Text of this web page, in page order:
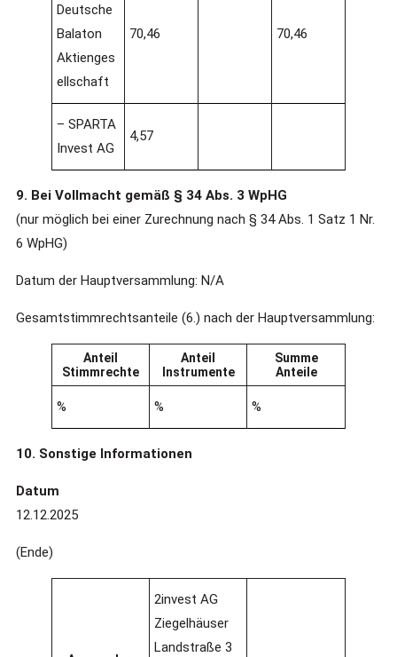
Deutsche
Balaton
Aktienges
ellschaft
70,46 70,46
– SPARTA
Invest AG
4,57
9. Bei Vollmacht gemäß § 34 Abs. 3 WpHG
(nur möglich bei einer Zurechnung nach § 34 Abs. 1 Satz 1 Nr.
6 WpHG)
Datum der Hauptversammlung: N/A
Gesamtstimmrechtsanteile (6.) nach der Hauptversammlung:
Anteil
Stimmrechte
Anteil
Instrumente
Summe
Anteile
% % %
10. Sonstige Informationen
Datum
12.12.2025
(Ende)
2invest AG
Ziegelhäuser
Landstraße 3